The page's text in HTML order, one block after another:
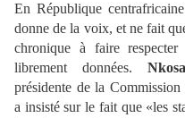
En République
donne de la voix, et ne fait
chronique à faire
librement données.
présidente de la
a insisté sur le fait que «les